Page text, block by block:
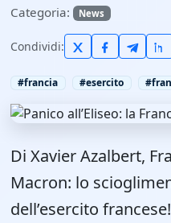
Categoria: News
Condividi:
#francia #esercito
Di Xavier Azalbert,
Macron: lo
dell’esercito